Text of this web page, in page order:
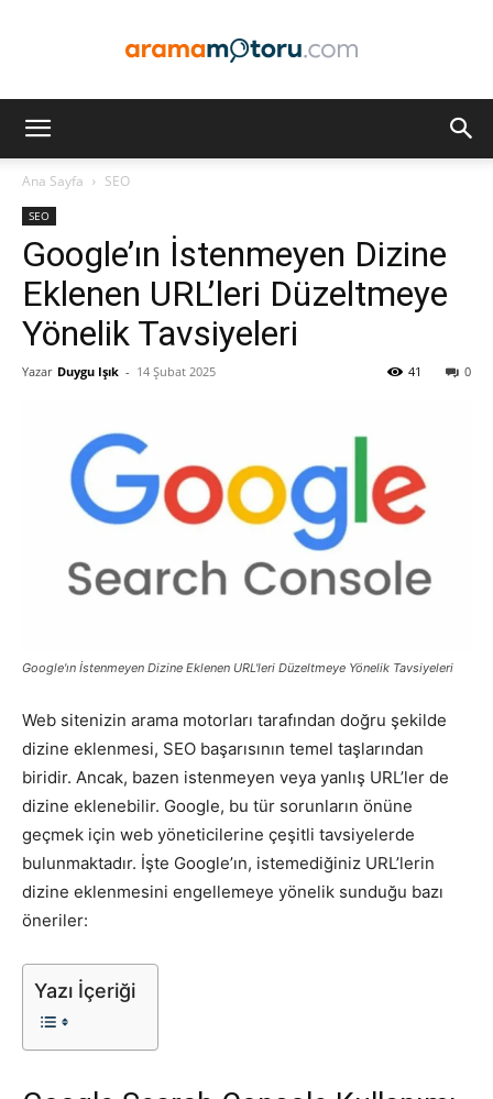
Optimizasyonu
Pazarlaması
SEO,
SEM,
Ana Sayfa SEO
SEO
Google’ın İstenmeyen Dizine
Eklenen URL’leri Düzeltmeye
Yönelik Tavsiyeleri
Yazar Duygu Işık - 14 Şubat 2025 0
41
Google'ın İstenmeyen Dizine Eklenen URL'leri Düzeltmeye Yönelik Tavsiyeleri
Web sitenizin arama motorları tarafından doğru şekilde
dizine eklenmesi, SEO başarısının temel taşlarından
biridir. Ancak, bazen istenmeyen veya yanlış URL’ler de
dizine eklenebilir. Google, bu tür sorunların önüne
geçmek için web yöneticilerine çeşitli tavsiyelerde
bulunmaktadır. İşte Google’ın, istemediğiniz URL’lerin
dizine eklenmesini engellemeye yönelik sunduğu bazı
öneriler:
Yazı İçeriği